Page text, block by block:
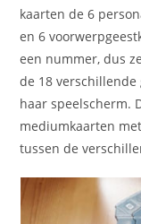
kaarten de 6
en 6
een nummer, dus
de 18
haar speelscherm.
mediumkaarten
tussen de